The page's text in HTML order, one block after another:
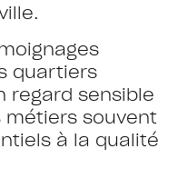
quartiers
regard sensible
souvent
à la qualité